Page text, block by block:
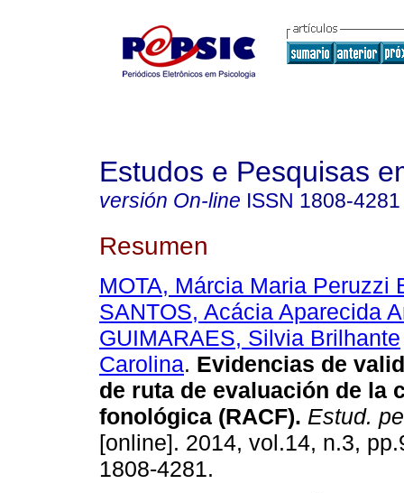
Estudos e Pesquisas
versión On-line ISSN 1808-4281
Resumen
MOTA, Márcia Maria Peruzzi
SANTOS, Acácia Aparecida
GUIMARAES, Silvia Brilhante
Carolina. Evidencias de
de ruta de evaluación de la
fonológica (RACF). Estud.
[online]. 2014, vol.14, n.3,
1808-4281.